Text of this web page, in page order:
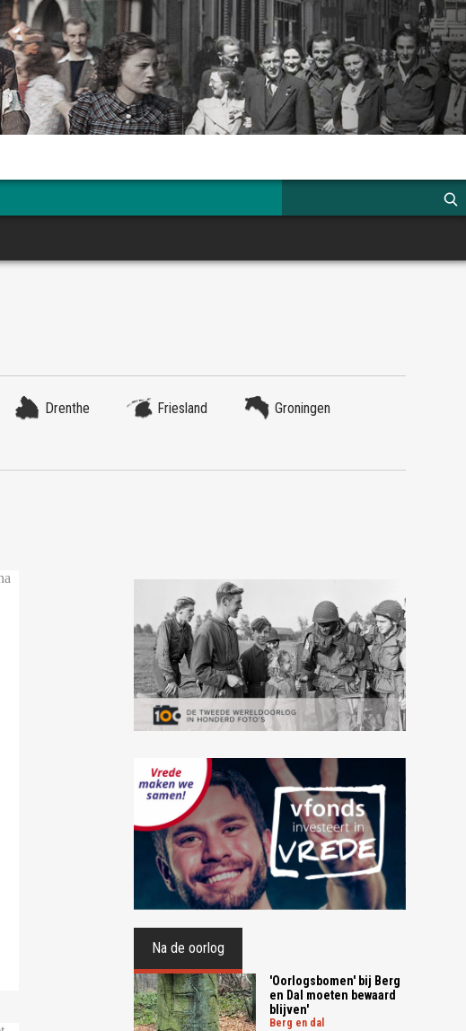
Drenthe Friesland
Groningen
Na de oorlog
'Oorlogsbomen' bij Berg
en Dal moeten bewaard
blijven'
berg en dal